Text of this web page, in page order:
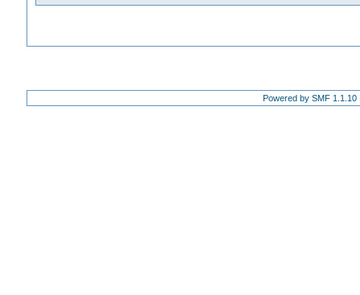
Powered by SMF 1.1.10